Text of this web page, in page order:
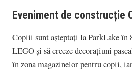
Eveniment de construcție
Copiii sunt așteptați la ParkLake în
LEGO și să creeze decorațiuni
în zona magazinelor pentru copii,